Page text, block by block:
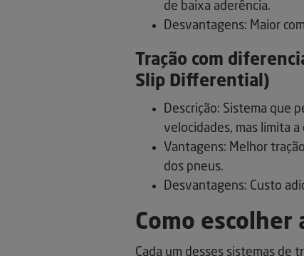
de baixa aderência.
Desvantagens: Maior
Tração com
Slip Differential)
Descrição: Sistema que
velocidades, mas limita
Vantagens: Melhor
dos pneus.
Desvantagens: Custo
Como escolher
Cada um desses sistemas de